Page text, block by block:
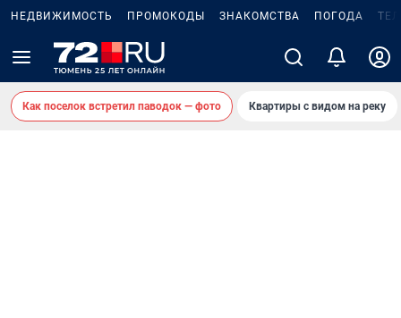
НЕДВИЖИМОСТЬ ПРОМОКОДЫ ЗНАКОМСТВА ПОГОДА
Как поселок встретил паводок — фото Квартиры с видом на реку